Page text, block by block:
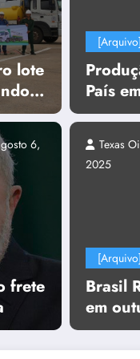
lote
frete
6,
[Arquivo]
País
junho
boed
[Arquivo]
Brasil
em
Texas
2025